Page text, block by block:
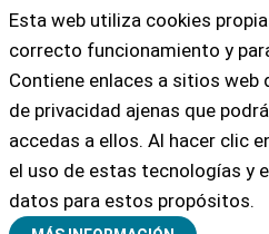
Esta web utiliza cookies
correcto funcionamiento y
Contiene enlaces a sitios
de privacidad ajenas que
accedas a ellos. Al hacer clic
el uso de estas tecnologías y
datos para estos propósitos.